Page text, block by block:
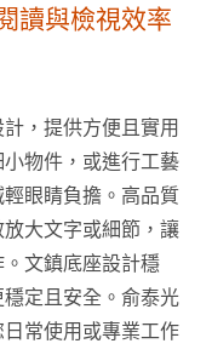
讀與檢視效率
，提供方便且實用
物件，或進行工藝
眼睛負擔。高品質
大文字或細節，讓
文鎮底座設計穩
定且安全。俞泰光
常使用或專業工作